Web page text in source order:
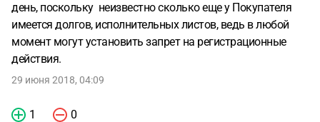
день, поскольку неизвестно сколько еще у Покупателя
имеется долгов, исполнительных листов, ведь в любой
момент могут установить запрет на регистрационные
действия.
29 июня 2018, 04:09
1 0